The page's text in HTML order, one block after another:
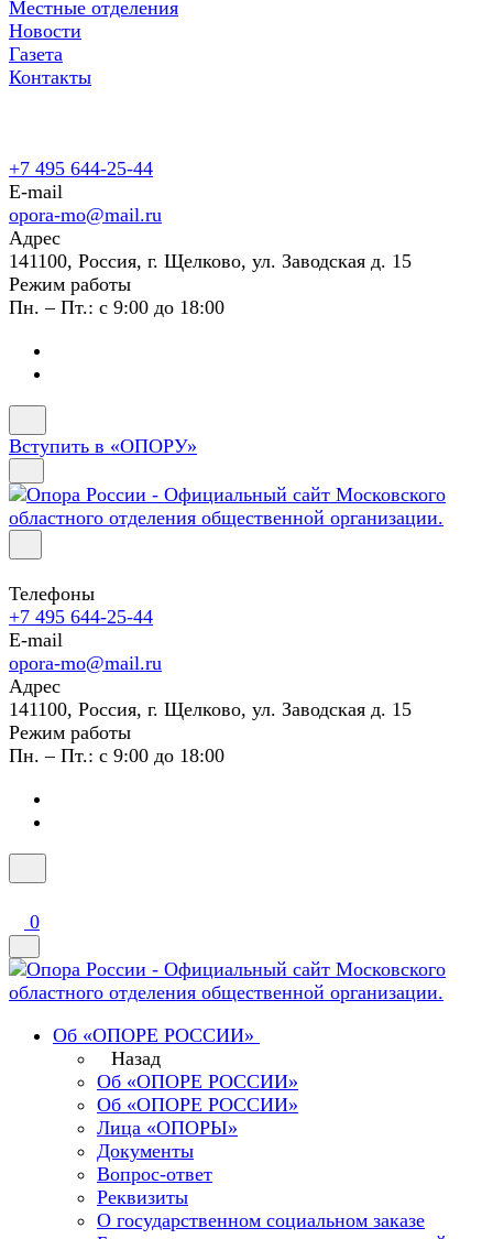
Местные отделения
Новости
Газета
Контакты
+7 495 644-25-44
E-mail
opora-mo@mail.ru
Адрес
141100, Россия, г. Щелково, ул. Заводская д. 15
Режим работы
Пн. – Пт.: с 9:00 до 18:00
Вступить в «ОПОРУ»
Телефоны
+7 495 644-25-44
E-mail
opora-mo@mail.ru
Адрес
141100, Россия, г. Щелково, ул. Заводская д. 15
Режим работы
Пн. – Пт.: с 9:00 до 18:00
0
Об «ОПОРЕ РОССИИ»
Назад
Об «ОПОРЕ РОССИИ»
Об «ОПОРЕ РОССИИ»
Лица «ОПОРЫ»
Документы
Вопрос-ответ
Реквизиты
О государственном социальном заказе